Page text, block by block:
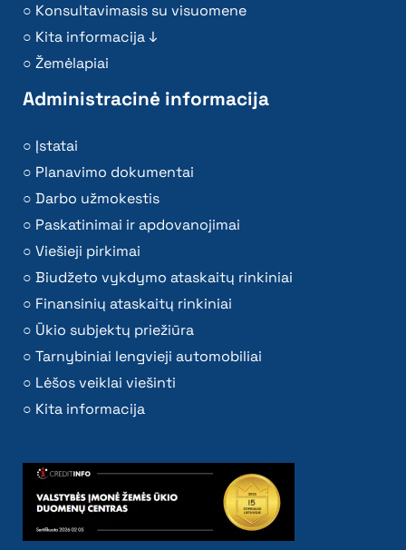
Konsultavimasis su visuomene
Kita informacija ↓
Žemėlapiai
Administracinė informacija
Įstatai
Planavimo dokumentai
Darbo užmokestis
Paskatinimai ir apdovanojimai
Viešieji pirkimai
Biudžeto vykdymo ataskaitų rinkiniai
Finansinių ataskaitų rinkiniai
Ūkio subjektų priežiūra
Tarnybiniai lengvieji automobiliai
Lėšos veiklai viešinti
Kita informacija